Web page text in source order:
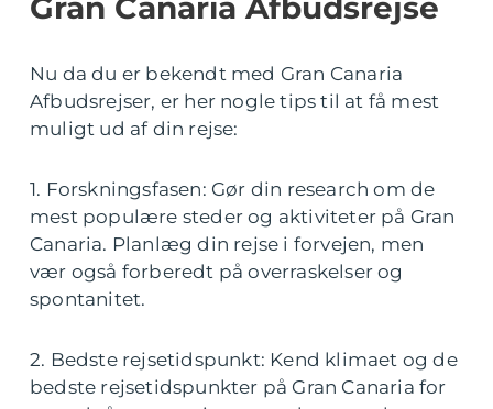
Gran Canaria Afbudsrejse
Nu da du er bekendt med Gran Canaria
Afbudsrejser, er her nogle tips til at få mest
muligt ud af din rejse:
1. Forskningsfasen: Gør din research om de
mest populære steder og aktiviteter på Gran
Canaria. Planlæg din rejse i forvejen, men
vær også forberedt på overraskelser og
spontanitet.
2. Bedste rejsetidspunkt: Kend klimaet og de
bedste rejsetidspunkter på Gran Canaria for